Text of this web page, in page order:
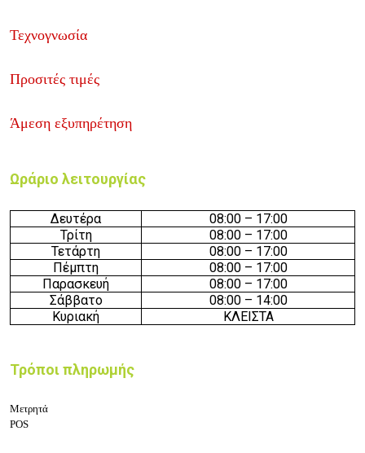
Τεχνογνωσία
Προσιτές τιμές
Άμεση εξυπηρέτηση
Ωράριο λειτουργίας
Δευτέρα 08:00 – 17:00
Τρίτη
08:00 – 17:00
Τετάρτη
08:00 – 17:00
Πέμπτη
08:00 – 17:00
Παρασκευή
08:00 – 17:00
Σάββατο
08:00 – 14:00
Κυριακή
ΚΛΕΙΣΤΑ
Τρόποι πληρωμής
Μετρητά
POS